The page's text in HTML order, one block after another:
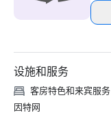
设施和服务
客房特色和来宾服务
因特网